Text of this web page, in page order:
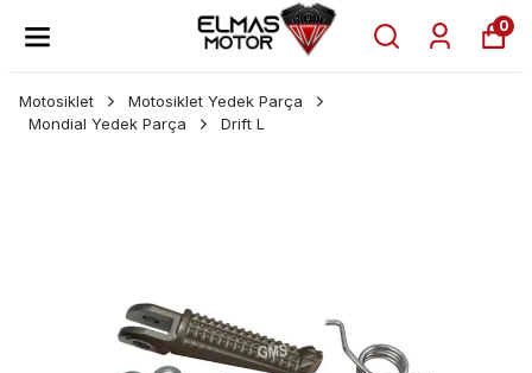
0
Motosiklet
Motosiklet Yedek Parça
Mondial Yedek Parça
Drift L